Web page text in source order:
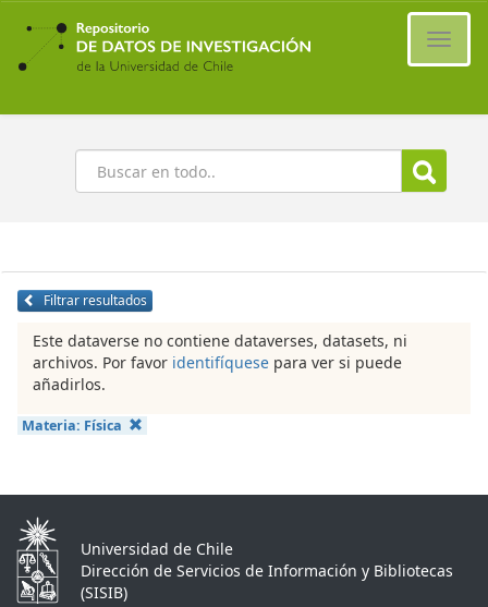
Ir
contenido
principal
Buscar
Filtrar resultados
Este dataverse no contiene dataverses, datasets, ni
archivos. Por favor identifíquese para ver si puede
añadirlos.
Materia: Física
Universidad de Chile
Dirección de Servicios de Información y Bibliotecas
(SISIB)